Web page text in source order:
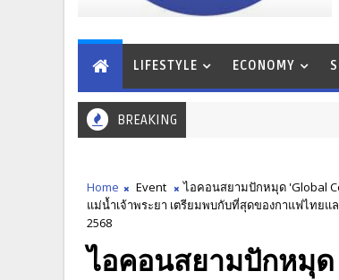
LIFESTYLE ECONOMY
BREAKING
Home Event
ไอคอนสยามปักหมุด 'Global
แม่น้ำเจ้าพระยา เตรียมพบกับที่สุดของกาแฟไทย
2568
ไอคอนสยามปักหมุ